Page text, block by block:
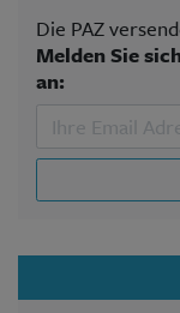
Die PAZ
Melden Sie
an: